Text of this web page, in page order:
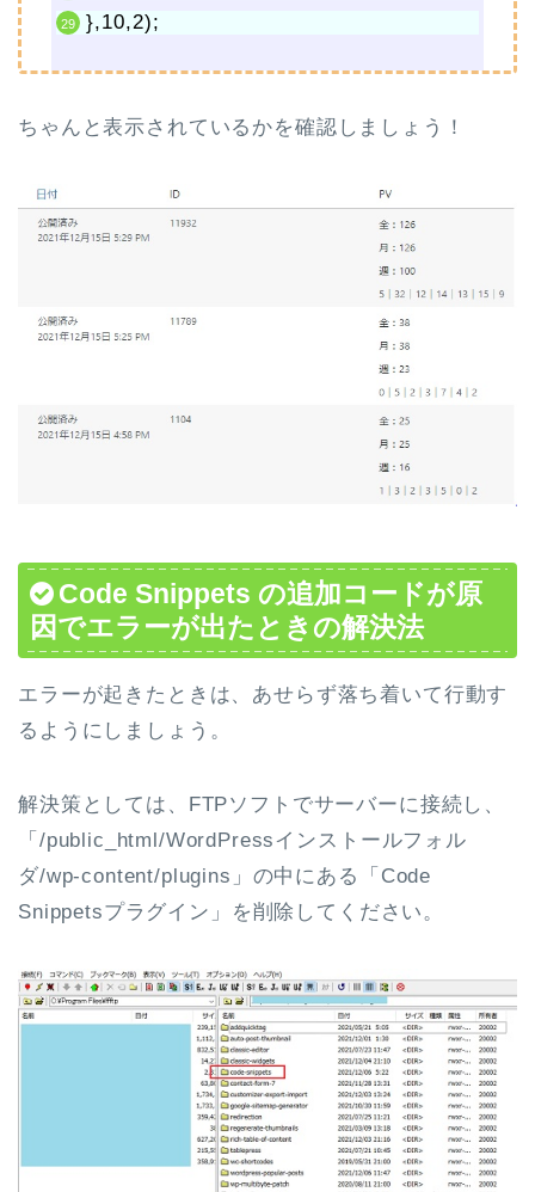
},10,2);
ちゃんと表示されているかを確認しましょう！
Code Snippets の追加コードが原
因でエラーが出たときの解決法
エラーが起きたときは、あせらず落ち着いて行動す
るようにしましょう。
解決策としては、FTPソフトでサーバーに接続し、
「/public_html/WordPressインストールフォル
ダ/wp-content/plugins」の中にある「Code
Snippetsプラグイン」を削除してください。